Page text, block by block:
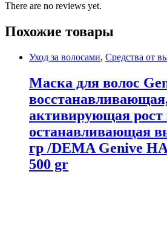
There are no reviews yet.
Похожие товары
Уход за волосами, Средства от
Маска для волос
активирующая рост
останавливающая
гр /DEMA Genive
500 gr